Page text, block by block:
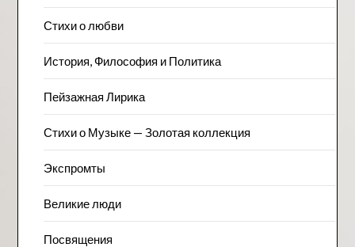
Стихи о любви
История, Философия и Политика
Пейзажна​я Лирика
Стихи о Музыке — Золотая коллекция
Экспромты
Великие люди
Посвящения